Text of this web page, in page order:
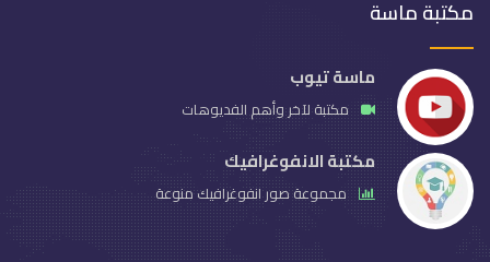
مكتبة ماسة
ماسة تيوب
مكتبة لآخر وأهم الفديوهات
مكتبة الانفوغرافيك
مجموعة صور انفوغرافيك منوعة